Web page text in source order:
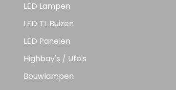
LED Lampen
LED TL Buizen
LED Panelen
Highbay's / Ufo's
Bouwlampen